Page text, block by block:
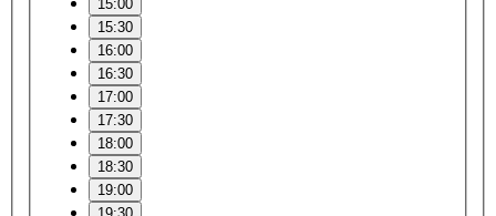
15:00
15:30
16:00
16:30
17:00
17:30
18:00
18:30
19:00